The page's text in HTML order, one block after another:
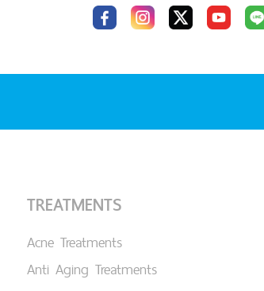
TREATMENTS
Acne Treatments
Anti Aging Treatments